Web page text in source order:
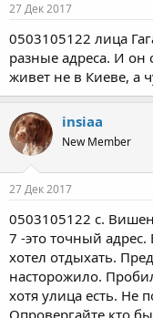
27 Дек 2017
0503105122 лица
разные адреса. И он
живет не в Киеве, а
insiaa
New Member
27 Дек 2017
0503105122 с.
7 -это точный
хотел отдыхать.
насторожило.
хотя улица есть. Не
Опровергайте кто